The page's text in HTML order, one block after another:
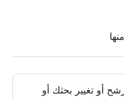
أو تغيير بحثك أو